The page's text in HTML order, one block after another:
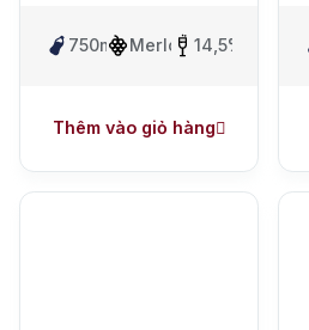
750ml Merlot 14,5%
Thêm vào giỏ hàng